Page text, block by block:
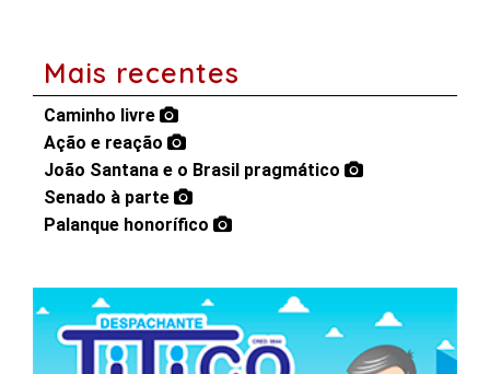
Mais recentes
Caminho livre
Ação e reação
João Santana e o Brasil pragmático
Senado à parte
Palanque honorífico